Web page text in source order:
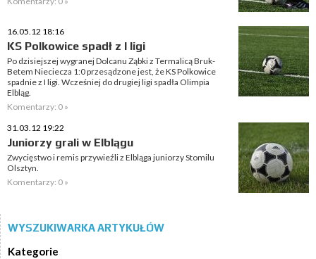
16.05.12 18:16
KS Polkowice spadł z I ligi
Po dzisiejszej wygranej Dolcanu Ząbki z Termalicą Bruk-
Betem Nieciecza 1:0 przesądzone jest, że KS Polkowice
spadnie z I ligi. Wcześniej do drugiej ligi spadła Olimpia
Elbląg.
Komentarzy: 0 »
31.03.12 19:22
Juniorzy grali w Elblągu
Zwycięstwo i remis przywieźli z Elbląga juniorzy Stomilu
Olsztyn.
Komentarzy: 0 »
WYSZUKIWARKA ARTYKUŁÓW
Kategorie